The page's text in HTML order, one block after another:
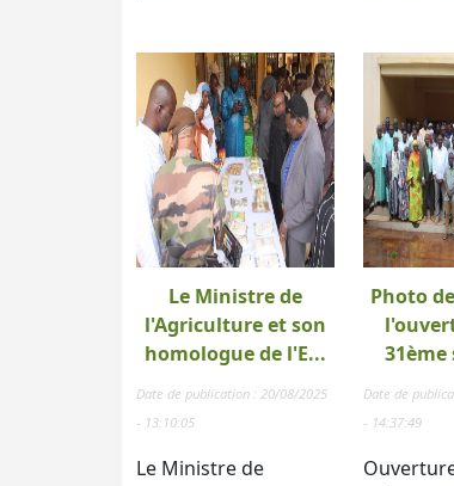
Le Ministre de
l'Agriculture et son
homologue de l'E...
Date de publication : 20/08/2025
- 13:10:05
Le Ministre de
Photo
31ème
Date de
- 14:37:49